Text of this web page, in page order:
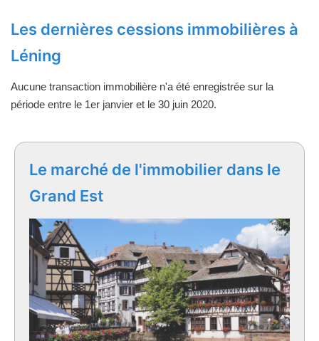
Les dernières cessions immobilières à
Léning
Aucune transaction immobilière n'a été enregistrée sur la
période entre le 1er janvier et le 30 juin 2020.
Le marché de l'immobilier dans le
Grand Est